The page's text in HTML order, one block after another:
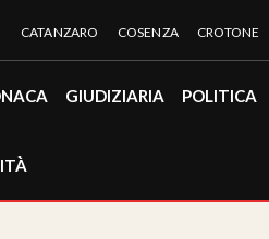
CATANZARO COSENZA CROTONE
GIUDIZIARIA POLITICA